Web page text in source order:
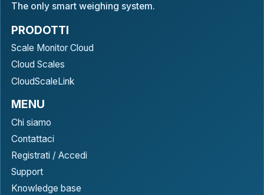
The only smart weighing system.
PRODOTTI
Scale Monitor Cloud
Cloud Scales
CloudScaleLink
MENU
Chi siamo
Contattaci
Registrati / Accedi
Support
Knowledge base